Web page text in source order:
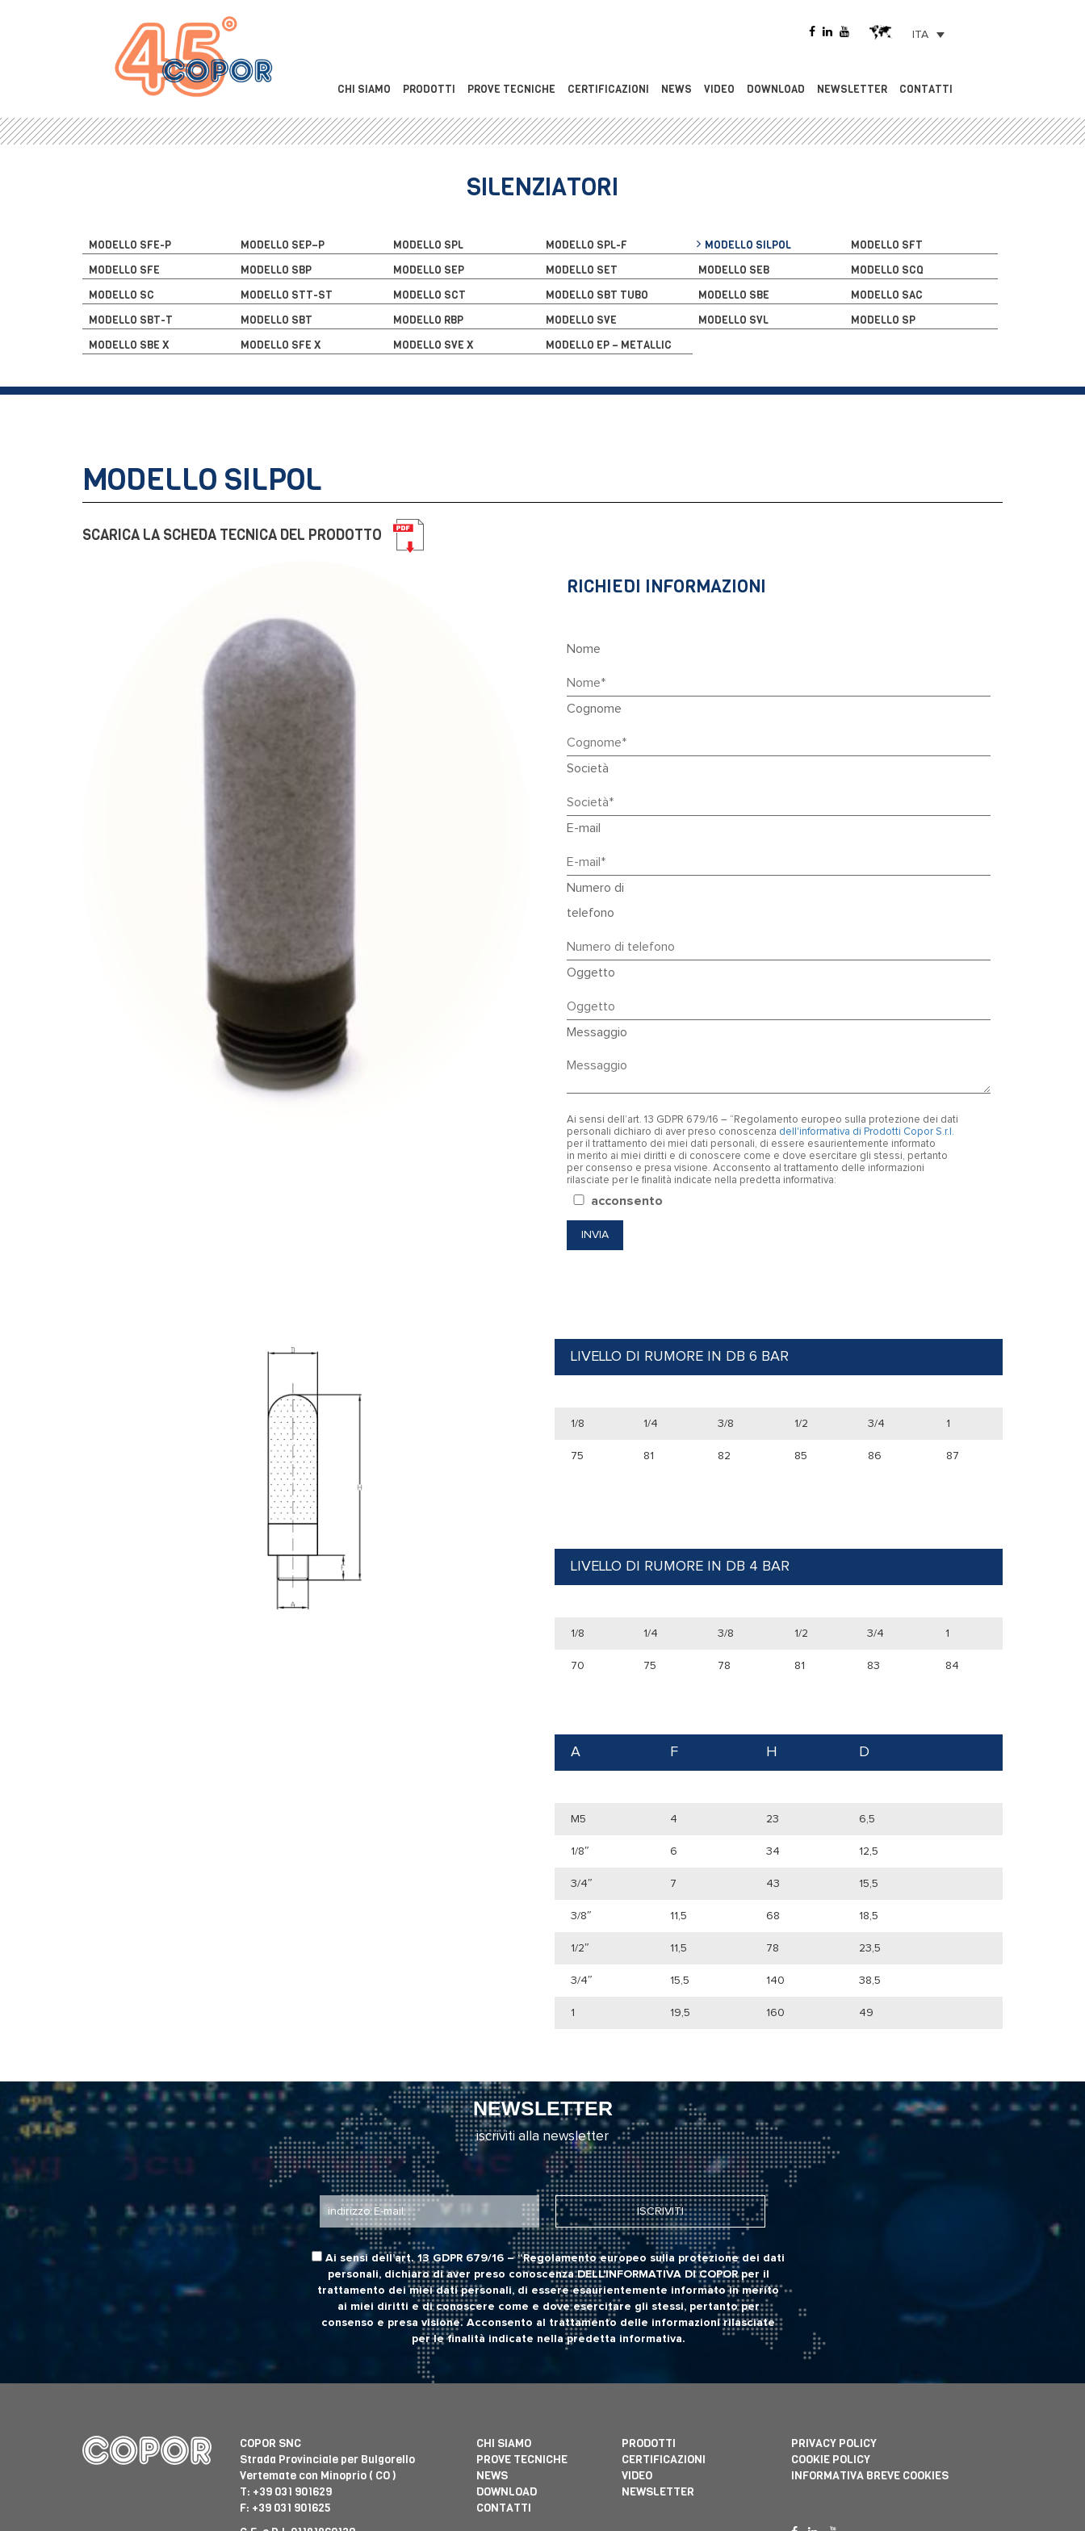
CHI SIAMO PRODOTTI PROVE TECNICHE CERTIFICAZIONI NEWS VIDEO DOWNLOAD NEWSLETTER CONTATTI
ITA
SILENZIATORI
MODELLO SFE-P MODELLO SEP–P MODELLO SPL MODELLO SPL-F MODELLO SILPOL
MODELLO SFT
MODELLO SFE
MODELLO SBP MODELLO SEP MODELLO SET MODELLO SEB
MODELLO SCQ
MODELLO SC
MODELLO STT-ST MODELLO SCT MODELLO SBT TUBO MODELLO SBE
MODELLO SAC
MODELLO SBT-T
MODELLO SBT MODELLO RBP MODELLO SVE MODELLO SVL
MODELLO SP
MODELLO SBE X
MODELLO SFE X MODELLO SVE X MODELLO EP – METALLIC
MODELLO SILPOL
SCARICA LA SCHEDA TECNICA DEL PRODOTTO
RICHIEDI INFORMAZIONI
Nome
Cognome
Società
E-mail
Numero di
telefono
Oggetto
Messaggio
Ai sensi dell’art. 13 GDPR 679/16 – “Regolamento europeo sulla protezione dei dati
personali dichiaro di aver preso conoscenza dell'informativa di Prodotti Copor S.r.l.
per il trattamento dei miei dati personali, di essere esaurientemente informato
in merito ai miei diritti e di conoscere come e dove esercitare gli stessi, pertanto
per consenso e presa visione. Acconsento al trattamento delle informazioni
rilasciate per le finalità indicate nella predetta informativa:
acconsento
LIVELLO DI RUMORE IN DB 6 BAR
1/8 1/4 3/8 1/2 3/4 1
75 81 82 85 86 87
LIVELLO DI RUMORE IN DB 4 BAR
1/8 1/4 3/8 1/2 3/4 1
70 75 78 81 83 84
A F H D
M5 4 23 6,5
1/8″ 6 34 12,5
3/4″ 7 43 15,5
3/8″ 11,5 68 18,5
1/2″ 11,5 78 23,5
3/4″ 15,5 140 38,5
1 19,5 160 49
NEWSLETTER
iscriviti alla newsletter
Ai sensi dell’art. 13 GDPR 679/16 – “Regolamento europeo sulla protezione dei dati
personali, dichiaro di aver preso conoscenzaDELL'INFORMATIVA DI COPORper il
trattamento dei miei dati personali, di essere esaurientemente informato in merito
ai miei diritti e di conoscere come e dove esercitare gli stessi, pertanto per
consenso e presa visione. Acconsento al trattamento delle informazioni rilasciate
per le finalità indicate nella predetta informativa.
COPOR SNC
Strada Provinciale per Bulgorello
Vertemate con Minoprio ( CO )
T: +39 031 901629
F: +39 031 901625
CHI SIAMO
PRODOTTI
PROVE TECNICHE
CERTIFICAZIONI
NEWS
VIDEO
DOWNLOAD
NEWSLETTER
CONTATTI
PRIVACY POLICY
COOKIE POLICY
INFORMATIVA BREVE COOKIES